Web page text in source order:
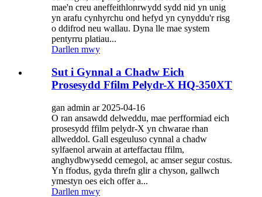
mae'n creu aneffeithlonrwydd sydd nid yn unig
yn arafu cynhyrchu ond hefyd yn cynyddu'r risg
o ddifrod neu wallau. Dyna lle mae system
pentyrru platiau...
Darllen mwy
Sut i Gynnal a Chadw Eich
Prosesydd Ffilm Pelydr-X HQ-350XT
gan admin ar 2025-04-16
O ran ansawdd delweddu, mae perfformiad eich
prosesydd ffilm pelydr-X yn chwarae rhan
allweddol. Gall esgeuluso cynnal a chadw
sylfaenol arwain at arteffactau ffilm,
anghydbwysedd cemegol, ac amser segur costus.
Yn ffodus, gyda threfn glir a chyson, gallwch
ymestyn oes eich offer a...
Darllen mwy